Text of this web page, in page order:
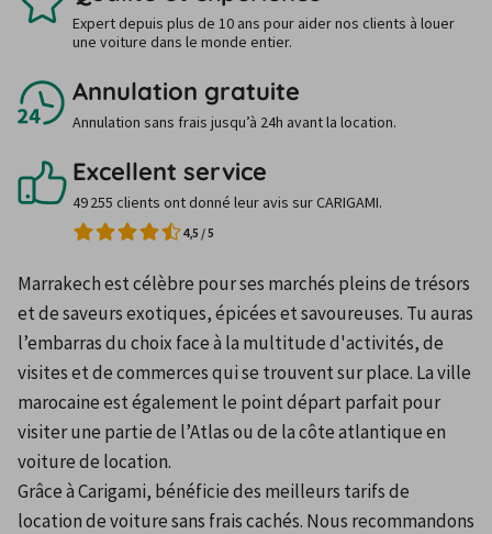
Expert depuis plus de 10 ans pour aider nos clients à louer
une voiture dans le monde entier.
Annulation gratuite
Annulation sans frais jusqu’à 24h avant la location.
Excellent service
49 255 clients ont donné leur avis sur CARIGAMI.
4,5 /5
Marrakech est célèbre pour ses marchés pleins de trésors
et de saveurs exotiques, épicées et savoureuses. Tu auras
l’embarras du choix face à la multitude d'activités, de
visites et de commerces qui se trouvent sur place. La ville
marocaine est également le point départ parfait pour
visiter une partie de l’Atlas ou de la côte atlantique en
voiture de location.
Grâce à Carigami, bénéficie des meilleurs tarifs de
location de voiture sans frais cachés. Nous recommandons